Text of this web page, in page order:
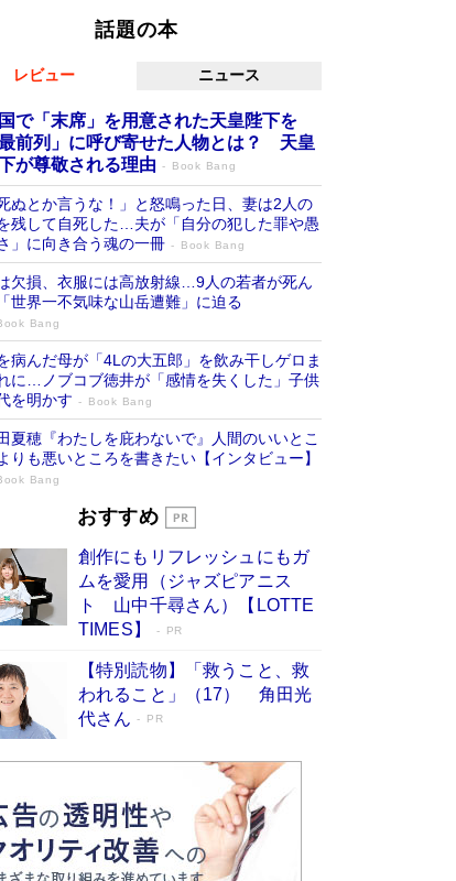
話題の本
レビュー ニュース
で「末席」を用意された天皇陛下を
最前列」に呼び寄せた人物とは？ 天皇
が尊敬される理由
Book Bang
死ぬとか言うな！」と怒鳴った日、妻は2人の
残して自死した…夫が「自分の犯した罪や愚
」に向き合う魂の一冊
Book Bang
欠損、衣服には高放射線…9人の若者が死ん
世界一不気味な山岳遭難」に迫る
Bang
病んだ母が「4Lの大五郎」を飲み干しゲロま
に…ノブコブ徳井が「感情を失くした」子供
を明かす
Book Bang
夏穂『わたしを庇わないで』人間のいいとこ
りも悪いところを書きたい【インタビュー】
Bang
歳でも働くしかない 「老後レス時代」
んで？ そんな馬鹿な……」90歳になった作
阿刀田高さんが、ひとり暮らしの生活を明か
Book Bang
に『容疑者Xの献身』『白夜行』など代表作が
［文庫ベストセラー］
Book Bang
秀樹の70代、80代向け新書がベスト3を独
火垂るの墓』は、大嘘である」原作者が抱き
た“自責の念”とは…「自己憐憫は描きたくな
監督が徹底的にこだわったこと（後編） #
の記憶
Book Bang
おすすめ
創作にもリフレッシュにもガ
ムを愛用（ジャズピアニス
ト 山中千尋さん）【LOTTE
TIMES】
PR
【特別読物】「救うこと、救
われること」（17） 角田光
代さん
PR